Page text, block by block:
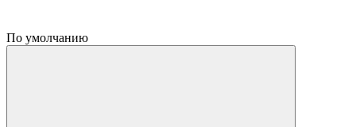
По умолчанию